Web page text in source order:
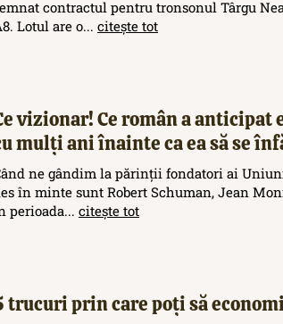
contractul pentru tronsonul Târgu
Lotul are o... citește tot
vizionar! Ce român a
mulți ani înainte ca ea să se
ne gândim la părinții fondatori ai
în minte sunt Robert Schuman, Jean
perioada... citește tot
trucuri prin care poți să